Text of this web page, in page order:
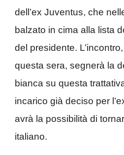
dell’ex Juventus, che
balzato in cima alla lista
del presidente.
questa sera, segnerà la
bianca su questa
incarico già deciso per
avrà la possibilità di
italiano.